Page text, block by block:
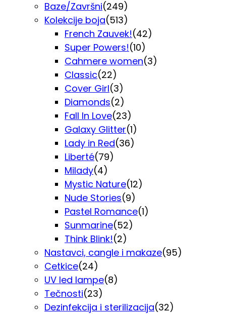
Baze/Završni(249)
Kolekcije boja(513)
French Zauvek!(42)
Super Powers!(10)
Cahmere women(3)
Classic(22)
Cover Girl(3)
Diamonds(2)
Fall In Love(23)
Galaxy Glitter(1)
Lady in Red(36)
Liberté(79)
Milady(4)
Mystic Nature(12)
Nude Stories(9)
Pastel Romance(1)
Sunmarine(52)
Think Blink!(2)
Nastavci, cangle i makaze(95)
Cetkice(24)
UV led lampe(8)
Tečnosti(23)
Dezinfekcija i sterilizacija(32)